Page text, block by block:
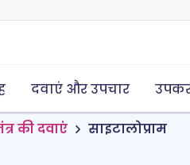
दवाएं और उपचार
की दवाएं साइटालोप्राम